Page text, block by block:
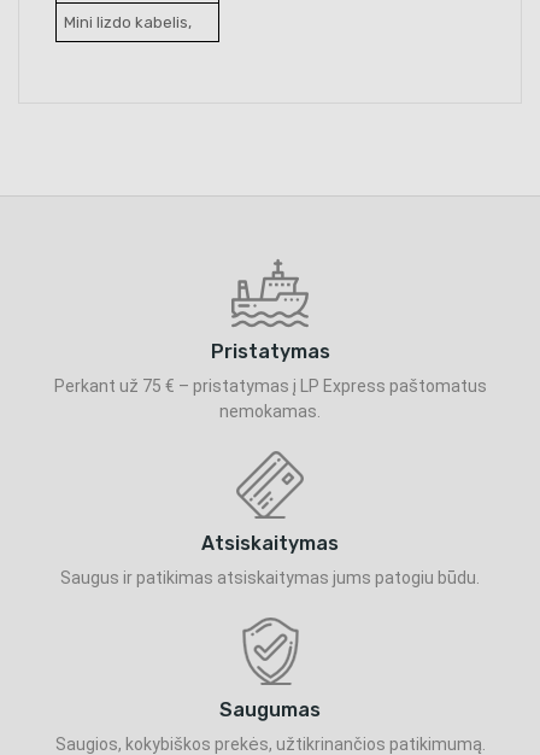
Mini lizdo kabelis,
Pristatymas
Perkant už 75 € – pristatymas į LP Express paštomatus
nemokamas.
Atsiskaitymas
Saugus ir patikimas atsiskaitymas jums patogiu būdu.
Saugumas
Saugios, kokybiškos prekės, užtikrinančios patikimumą.